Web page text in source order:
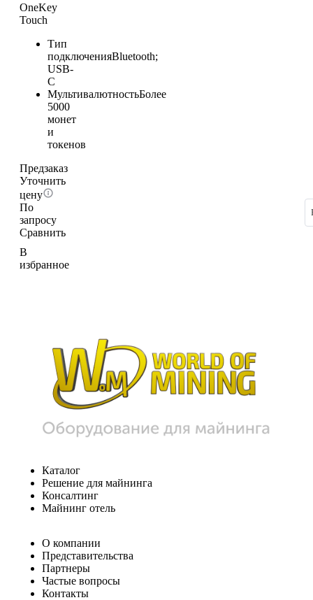
OneKey
Touch
Тип
подключенияBluetooth;
USB-
C
МультивалютностьБолее
5000
монет
и
токенов
Предзаказ
Уточнить
цену
По
запросу
Сравнить
В
избранное
Каталог
Решение для майнинга
Консалтинг
Майнинг отель
О компании
Представительства
Партнеры
Частые вопросы
Контакты